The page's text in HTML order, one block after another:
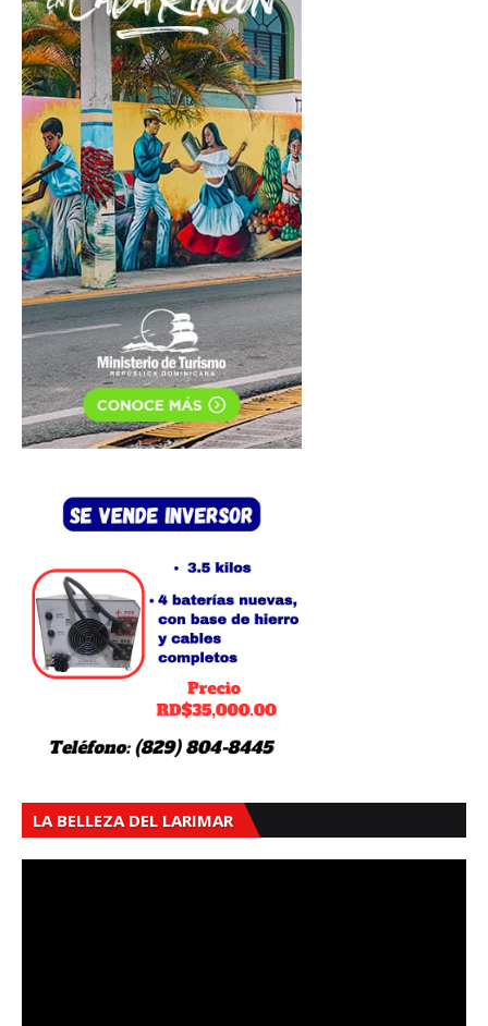
LA BELLEZA DEL LARIMAR